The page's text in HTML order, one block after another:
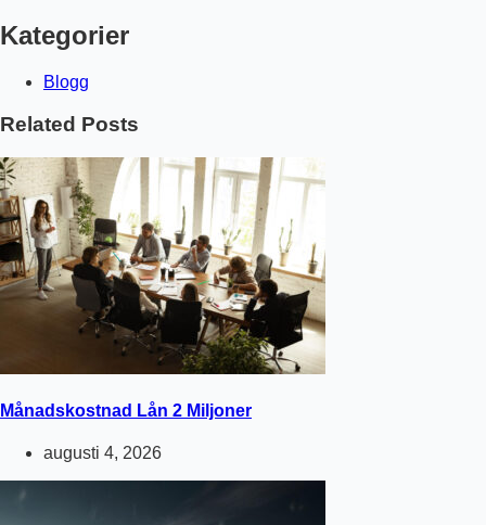
Kategorier
Blogg
Related Posts
Månadskostnad Lån 2 Miljoner
augusti 4, 2026